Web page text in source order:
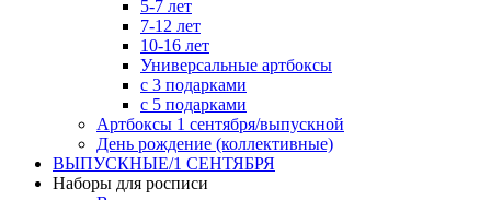
5-7 лет
7-12 лет
10-16 лет
Универсальные артбоксы
с 3 подарками
с 5 подарками
Артбоксы 1 сентября/выпускной
День рождение (коллективные)
ВЫПУСКНЫЕ/1 СЕНТЯБРЯ
Наборы для росписи